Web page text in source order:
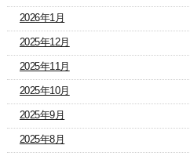
2026年1月
2025年12月
2025年11月
2025年10月
2025年9月
2025年8月